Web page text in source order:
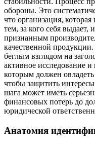
обороны. Это
что организация,
тем, за кого себя выдает,
признанным
качественной
беглым взглядом на
активное исследование
которым должен
чтобы защитить
шага может иметь
финансовых потерь до
юридической
Анатомия